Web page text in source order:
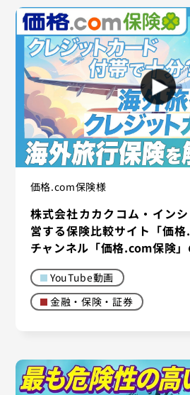
価格.com保険様
株式会社カカクコム・イン
営する保険比較サイト「価
チャンネル「価格.com保険
YouTube動画
金融・保険・証券